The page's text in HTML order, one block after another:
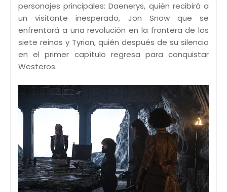
personajes principales: Daenerys, quién recibirá a
un visitante inesperado, Jon Snow que se
enfrentará a una revolución en la frontera de los
siete reinos y Tyrion, quién después de su silencio
en el primer capítulo regresa para conquistar
Westeros.